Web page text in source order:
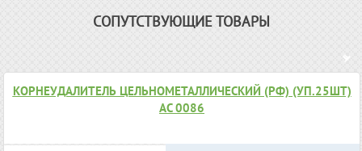
СОПУТСТВУЮЩИЕ ТОВАРЫ
КОРНЕУДАЛИТЕЛЬ ЦЕЛЬНОМЕТАЛЛИЧЕСКИЙ (РФ) (УП.25ШТ)
АС 0086